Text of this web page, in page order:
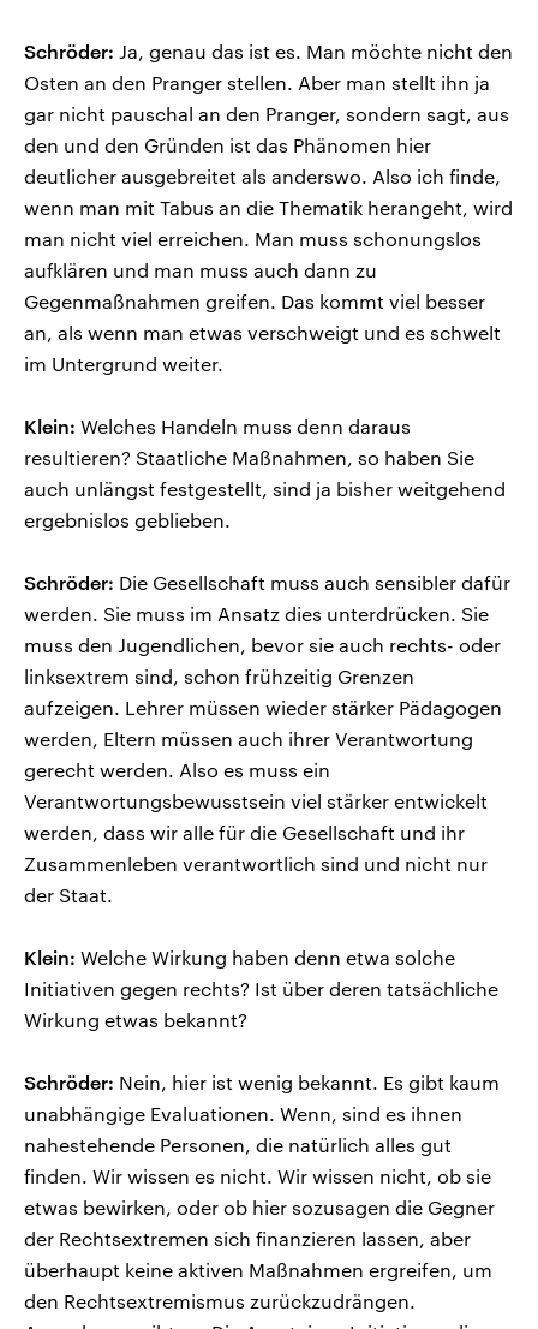
Schröder: Ja, genau das ist es. Man möchte nicht den
Osten an den Pranger stellen. Aber man stellt ihn ja
gar nicht pauschal an den Pranger, sondern sagt, aus
den und den Gründen ist das Phänomen hier
deutlicher ausgebreitet als anderswo. Also ich finde,
wenn man mit Tabus an die Thematik herangeht, wird
man nicht viel erreichen. Man muss schonungslos
aufklären und man muss auch dann zu
Gegenmaßnahmen greifen. Das kommt viel besser
an, als wenn man etwas verschweigt und es schwelt
im Untergrund weiter.
Klein: Welches Handeln muss denn daraus
resultieren? Staatliche Maßnahmen, so haben Sie
auch unlängst festgestellt, sind ja bisher weitgehend
ergebnislos geblieben.
Schröder: Die Gesellschaft muss auch sensibler dafür
werden. Sie muss im Ansatz dies unterdrücken. Sie
muss den Jugendlichen, bevor sie auch rechts- oder
linksextrem sind, schon frühzeitig Grenzen
aufzeigen. Lehrer müssen wieder stärker Pädagogen
werden, Eltern müssen auch ihrer Verantwortung
gerecht werden. Also es muss ein
Verantwortungsbewusstsein viel stärker entwickelt
werden, dass wir alle für die Gesellschaft und ihr
Zusammenleben verantwortlich sind und nicht nur
der Staat.
Klein: Welche Wirkung haben denn etwa solche
Initiativen gegen rechts? Ist über deren tatsächliche
Wirkung etwas bekannt?
Schröder: Nein, hier ist wenig bekannt. Es gibt kaum
unabhängige Evaluationen. Wenn, sind es ihnen
nahestehende Personen, die natürlich alles gut
finden. Wir wissen es nicht. Wir wissen nicht, ob sie
etwas bewirken, oder ob hier sozusagen die Gegner
der Rechtsextremen sich finanzieren lassen, aber
überhaupt keine aktiven Maßnahmen ergreifen, um
den Rechtsextremismus zurückzudrängen.